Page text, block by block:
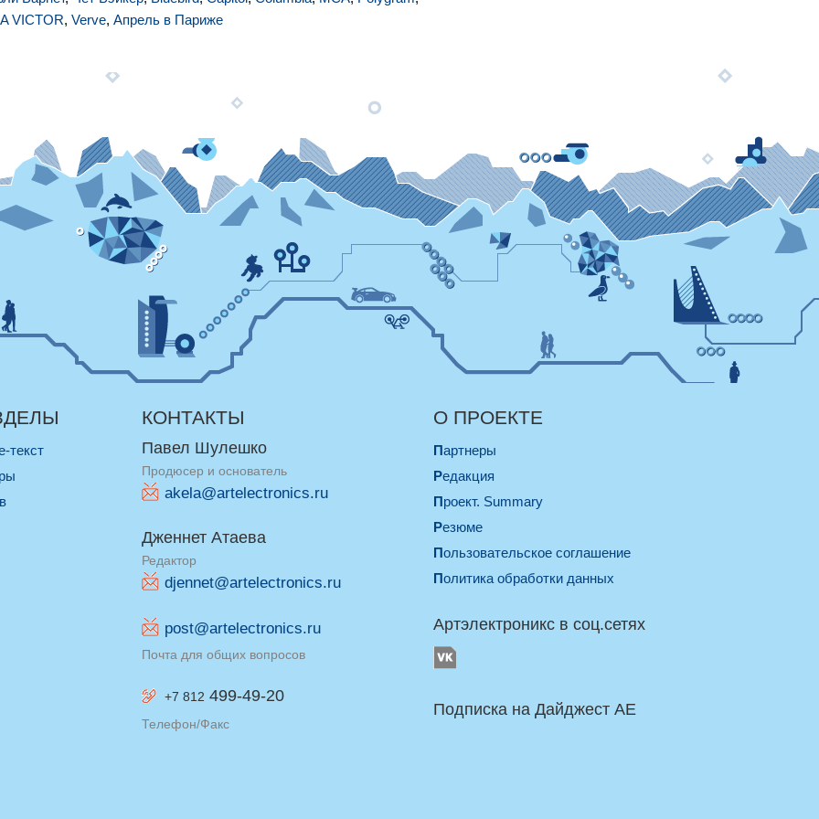
VICTOR, Verve, Апрель в Париже
текст
КОНТАКТЫ
Павел Шулешко
Продюсер и основатель
akela@artelectronics.ru
Дженнет Атаева
Редактор
djennet@artelectronics.ru
post@artelectronics.ru
Почта для общих вопросов
+7 812 499-49-20
Телефон/Факс
О ПРОЕКТЕ
Партнеры
Редакция
Проект. Summary
Резюме
Пользовательское соглашение
Политика обработки данных
Артэлектроникс в соц.сетях
Подписка на Дайджест AE